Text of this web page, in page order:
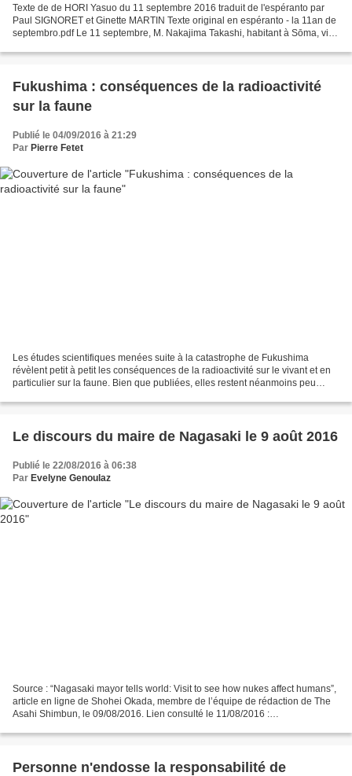
Texte de de HORI Yasuo du 11 septembre 2016 traduit de l'espéranto par
Paul SIGNORET et Ginette MARTIN Texte original en espéranto - la 11an de
septembro.pdf Le 11 septembre, M. Nakajima Takashi, habitant à Sōma, ville
Fukushima : conséquences de la radioactivité
sur la faune
Publié le 04/09/2016 à 21:29
Par Pierre Fetet
Les études scientifiques menées suite à la catastrophe de Fukushima
révèlent petit à petit les conséquences de la radioactivité sur le vivant et en
particulier sur la faune. Bien que publiées, elles restent néanmoins peu
Le discours du maire de Nagasaki le 9 août 2016
Publié le 22/08/2016 à 06:38
Par Evelyne Genoulaz
Source : “Nagasaki mayor tells world: Visit to see how nukes affect humans”,
article en ligne de Shohei Okada, membre de l’équipe de rédaction de The
Asahi Shimbun, le 09/08/2016. Lien consulté le 11/08/2016 :
Personne n'endosse la responsabilité de